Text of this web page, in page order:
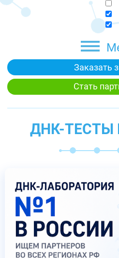
Заказать
Стать
ДНК-ТЕСТЫ